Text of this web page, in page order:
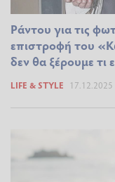
Ράντου για τις
επιστροφή του
δεν θα ξέρουμε τι
LIFE & STYLE 17.12.2025